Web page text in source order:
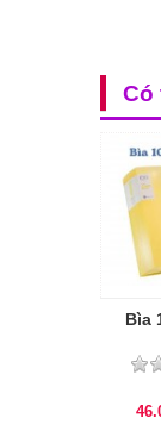
Có
Bìa